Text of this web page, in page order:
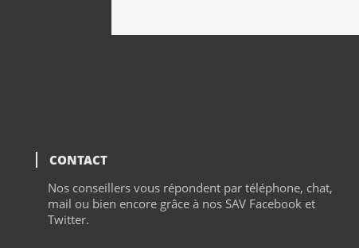
CONTACT
Nos conseillers vous répondent par téléphone, chattchat
,
mail ou bien encore grâce à nos SAV Facebook et
Twitter.